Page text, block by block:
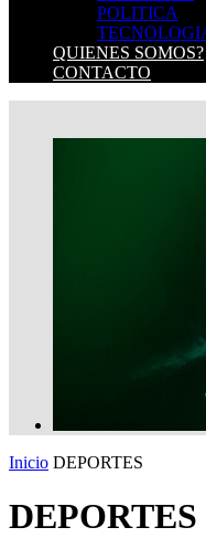
POLITICA
QUIENES SOMOS?
CONTACTO
Inicio DEPORTES
DEPORTES